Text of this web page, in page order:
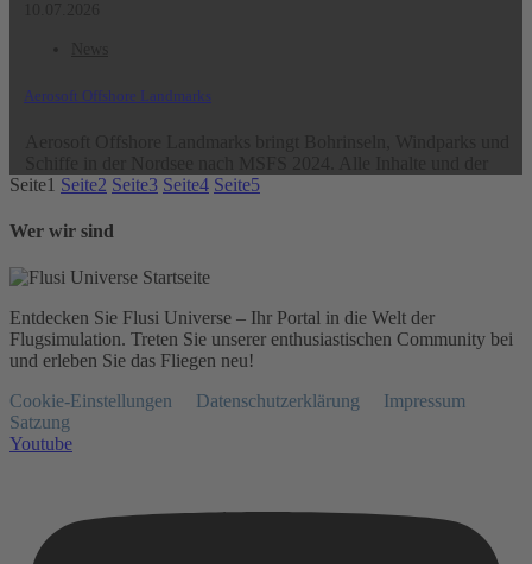
Aerosoft Offshore Landmarks
Seite1 Seite2 Seite3 Seite4 Seite5
Wer wir sind
Entdecken Sie Flusi Universe – Ihr Portal in die Welt der
Flugsimulation. Treten Sie unserer enthusiastischen Community bei
und erleben Sie das Fliegen neu!
Cookie-Einstellungen
Datenschutzerklärung
Impressum
Satzung
Youtube